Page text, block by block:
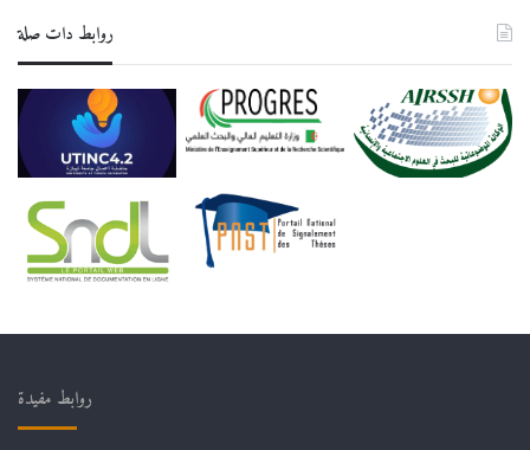
روابط دات صلة
روابط مفيدة